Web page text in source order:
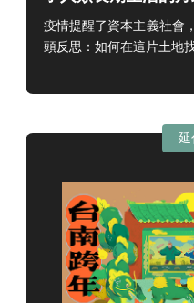
疫情提醒了資本主義社會
頭反思：如何在這片土地
延